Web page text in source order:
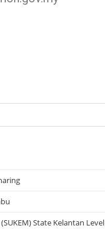
State Kelantan Level